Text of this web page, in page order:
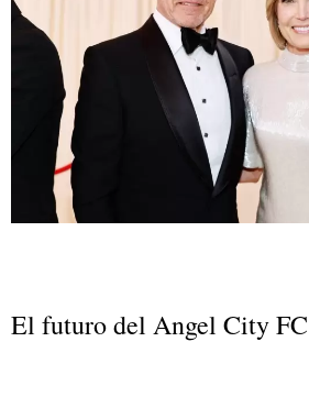
El futuro del Angel City FC